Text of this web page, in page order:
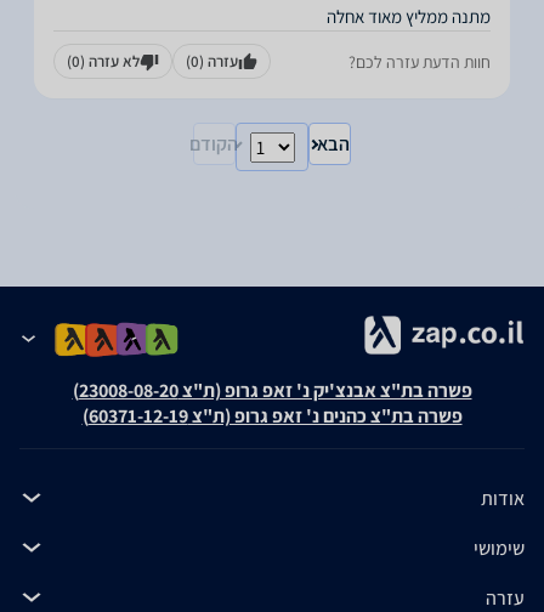
מתנה ממליץ מאוד אחלה
חוות הדעת עזרה לכם? עזרה (0) לא עזרה (0)
הבא הקודם
פשרה בת"צ אבנצ'יק נ' זאפ גרופ (ת"צ 23008-08-20)
פשרה בת"צ כהנים נ' זאפ גרופ (ת"צ 60371-12-19)
אודות
שימושי
עזרה